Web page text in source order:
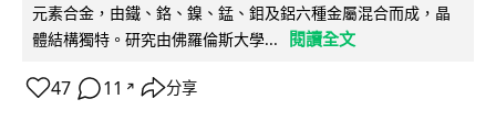
元素合金，由鐵、鉻、鎳、錳、鉬及鋁六種金屬混合而成，晶
體結構獨特。研究由佛羅倫斯大學...
閱讀全文
47 11 ↗ 分享